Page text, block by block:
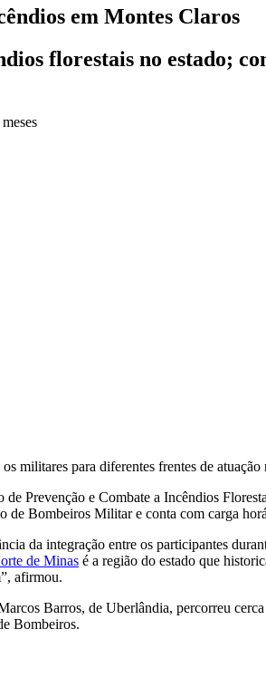
em Montes Claros
florestais no estado;
militares para diferentes frentes de
Prevenção e Combate a Incêndios
de Bombeiros Militar e conta com carga
da integração entre os participantes
de Minas é a região do estado que
afirmou.
Barros, de Uberlândia, percorreu
Bombeiros.